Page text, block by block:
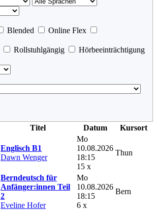
Blended
Online Flex
Rollstuhlgängig Hörbeeinträchtigung
Titel Datum Kursort
Englisch B1
Dawn Wenger
Mo
10.08.2026
18:15
15 x
Thun
Berndeutsch für
Anfänger:innen Teil
2
Eveline Hofer
Mo
10.08.2026
18:15
6 x
Bern